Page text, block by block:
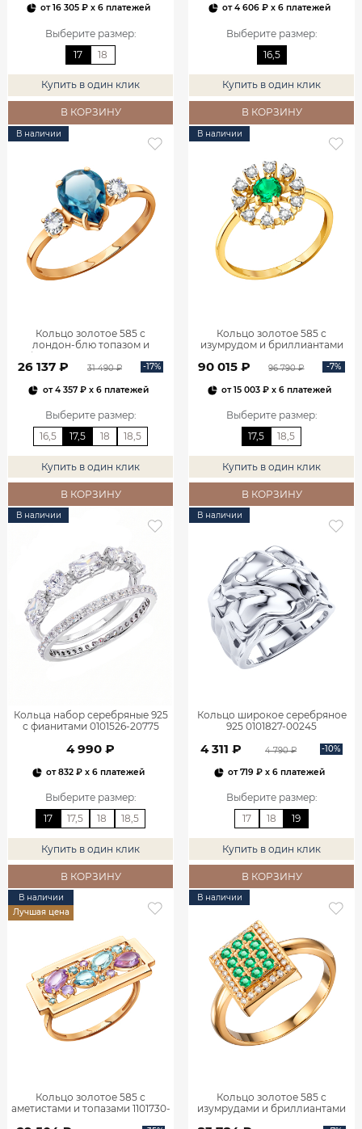
от16 305 ₽ x 6 платежей
Выберите размер:
17
18
Купить в один клик
В КОРЗИНУ
от4 606 ₽ x 6 платежей
Выберите размер:
16,5
Купить в один клик
В КОРЗИНУ
В наличии
Кольцо золотое 585 с
лондон‑блю топазом и
фианитами 1101174-00740
26 137 ₽ 31 490 ₽ -17%
от4 357 ₽x 6 платежей
Выберите размер:
16,5
17,5 18 18,5
Купить в один клик
В КОРЗИНУ
В наличии
Кольцо золотое 585 с
изумрудом и бриллиантами
90 015 ₽ 96 790 ₽ -7%
от15 003 ₽ x 6 платежей
Выберите размер:
17,5
18,5
Купить в один клик
В КОРЗИНУ
В наличии
Кольца набор серебряные 925
с фианитами 0101526-20775
4 990 ₽
от832 ₽ x 6 платежей
Выберите размер:
17
17,5 18 18,5
Купить в один клик
В КОРЗИНУ
В наличии
Кольцо широкое серебряное
925 0101827-00245
4 311 ₽ 4 790 ₽ -10%
от719 ₽ x 6 платежей
Выберите размер:
17
18 19
Купить в один клик
В КОРЗИНУ
В наличии
Лучшая цена
Кольцо золотое 585 с
аметистами и топазами 1101730-
В наличии
Кольцо золотое 585 с
изумрудами и бриллиантами